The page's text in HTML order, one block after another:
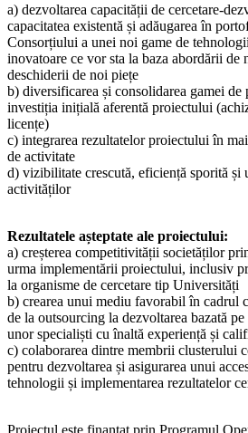
a) dezvoltarea capacității de cercetare-
capacitatea existentă și adăugarea în
Consorțiului a unei noi game de
inovatoare ce vor sta la baza abordării de
deschiderii de noi piețe
b) diversificarea și consolidarea gamei
investiția inițială aferentă proiectului
licențe)
c) integrarea rezultatelor proiectului în
de activitate
d) vizibilitate crescută, eficiență sporită și
activităților
Rezultatele așteptate ale proiectului:
a) creșterea competitivității societăților
urma implementării proiectului, inclusiv
la organisme de cercetare tip Universități
b) crearea unui mediu favorabil în cadrul
de la outsourcing la dezvoltarea bazată
unor specialiști cu înaltă experiență și
c) colaborarea dintre membrii clusterului
pentru dezvoltarea și asigurarea unui
tehnologii și implementarea rezultatelor
Proiectul este finanțat prin Programul